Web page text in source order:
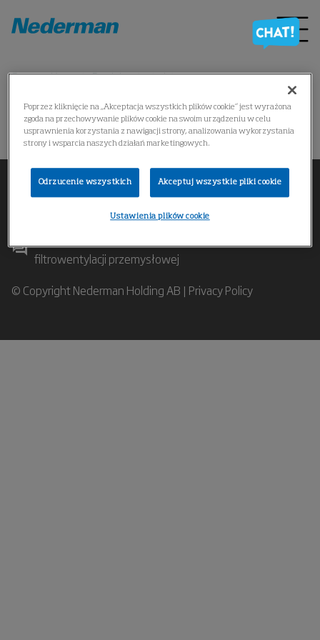
Strona główna Produkty *
操作失败
filtrowentylacji przemysłowej
© Copyright Nederman Holding AB | Privacy Policy
Poprzez kliknięcie na „Akceptacja wszystkich plików cookie” jest wyrażona
zgoda na przechowywanie plików cookie na swoim urządzeniu w celu
usprawnienia korzystania z nawigacji strony, analizowania wykorzystania
strony i wsparcia naszych działań marketingowych.
Odrzucenie wszystkich Akceptuj wszystkie pliki cookie
Ustawienia plików cookie